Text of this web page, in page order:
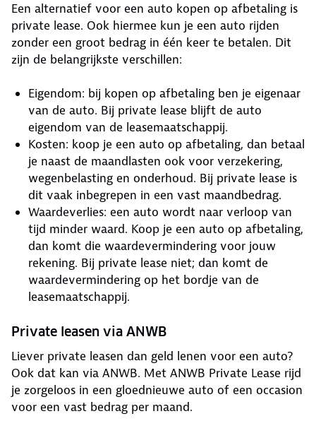
Een alternatief voor een auto kopen op afbetaling is
private lease. Ook hiermee kun je een auto rijden
zonder een groot bedrag in één keer te betalen. Dit
zijn de belangrijkste verschillen:
Eigendom: bij kopen op afbetaling ben je eigenaar
van de auto. Bij private lease blijft de auto
eigendom van de leasemaatschappij.
Kosten: koop je een auto op afbetaling, dan betaal
je naast de maandlasten ook voor verzekering,
wegenbelasting en onderhoud. Bij private lease is
dit vaak inbegrepen in een vast maandbedrag.
Waardeverlies: een auto wordt naar verloop van
tijd minder waard. Koop je een auto op afbetaling,
dan komt die waardevermindering voor jouw
rekening. Bij private lease niet; dan komt de
waardevermindering op het bordje van de
leasemaatschappij.
Private leasen via ANWB
Liever private leasen dan geld lenen voor een auto?
Ook dat kan via ANWB. Met ANWB Private Lease rijd
je zorgeloos in een gloednieuwe auto of een occasion
voor een vast bedrag per maand.